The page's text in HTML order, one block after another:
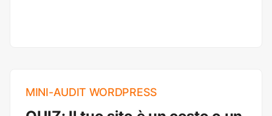
MINI-AUDIT WORDPRESS